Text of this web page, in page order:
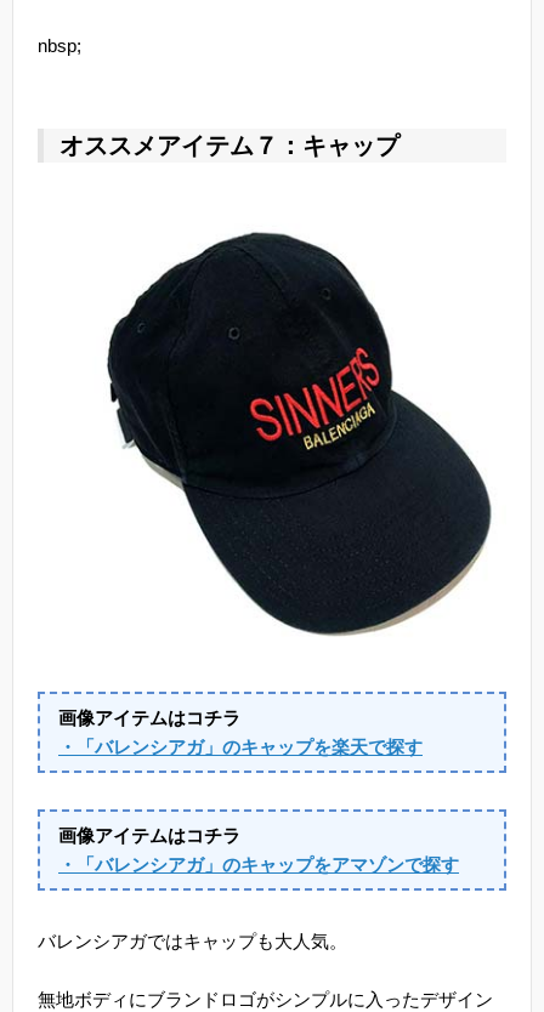
nbsp;
オススメアイテム７：キャップ
画像アイテムはコチラ
・「バレンシアガ」のキャップを楽天で探す
画像アイテムはコチラ
・「バレンシアガ」のキャップをアマゾンで探す
バレンシアガではキャップも大人気。
無地ボディにブランドロゴがシンプルに入ったデザイン